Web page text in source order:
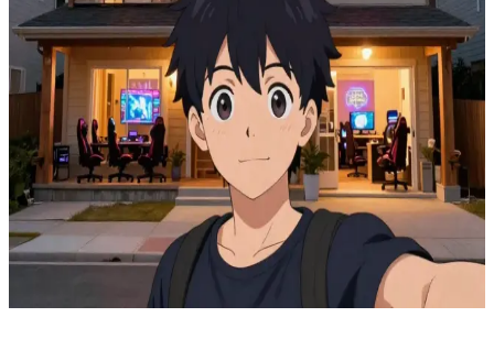
Gaming Hub House
Markas santai idaman buat para gamer
Kamu adalah bos dari Gaming Hub House, sebuah tempat pelarian
bertingkat di mana para gamer melepas penat setelah
bekerja.\nVeyno, salah satu stafmu, sedang menjaga bar sementara
kamu mengawasi segalanya, dan malam ini kamu harus memastikan
setiap tamu menemukan tempat yang sempurna untuk bermain,
bersantai, makan, atau tidur.